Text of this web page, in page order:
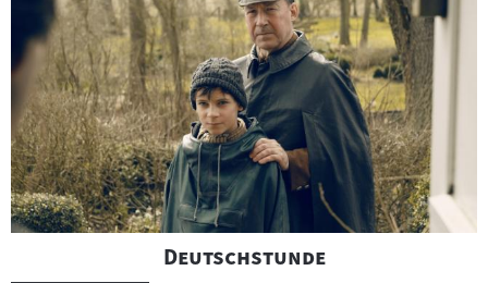
"
Deutschstunde"